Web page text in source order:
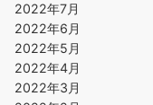
2022年7月
2022年6月
2022年5月
2022年4月
2022年3月